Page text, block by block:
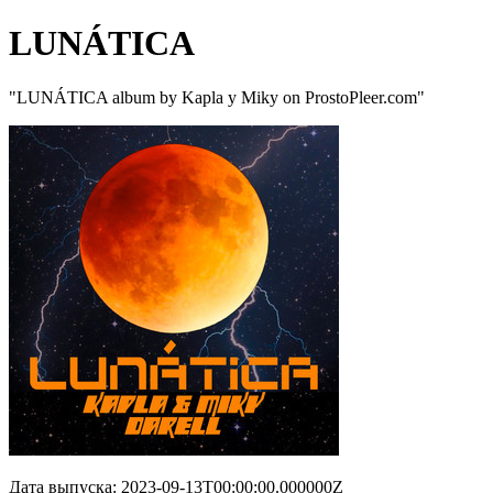
LUNÁTICA
"LUNÁTICA album by Kapla y Miky on ProstoPleer.com"
Дата выпуска: 2023-09-13T00:00:00.000000Z